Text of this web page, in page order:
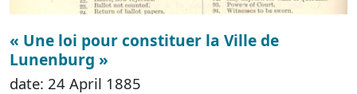
« Une loi pour constituer la Ville de
Lunenburg »
date: 24 April 1885